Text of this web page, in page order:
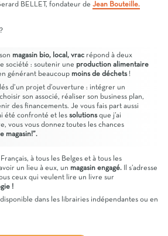
BELLET, fondateur de Jean Bouteille.
magasin bio, local, vrac répond à deux
société : soutenir une production alimentaire
générant beaucoup moins de déchets!
d’un projet d’ouverture : intégrer un
son associé, réaliser son business plan,
des financements. Je vous fais part aussi
été confronté et les solutionsque j’ai
vous vous donnez toutes les chances
magasin!”.
à tous les Belges et à tous les
un lieu à eux, un magasin engagé. Il s’adresse
ceux qui veulent lire un livre sur
!
dans les librairies indépendantes ou en